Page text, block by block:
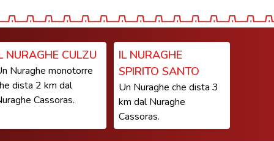
NURAGHE CULZU
Nuraghe monotorre
dista 2 km dal
Cassoras.
IL NURAGHE
SPIRITO SANTO
Un Nuraghe che dista 3
km dal Nuraghe
Cassoras.